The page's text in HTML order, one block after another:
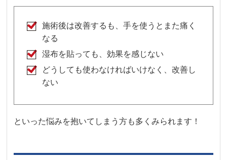
施術後は改善するも、手を使うとまた痛く
なる
湿布を貼っても、効果を感じない
どうしても使わなければいけなく、改善し
ない
といった悩みを抱いてしまう方も多くみられます！